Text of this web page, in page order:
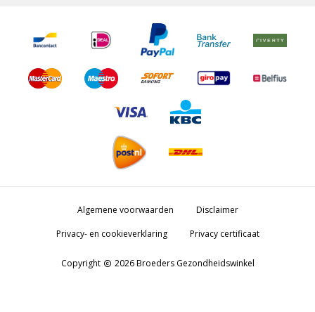
Algemene voorwaarden
Disclaimer
Privacy- en cookieverklaring
Privacy certificaat
Copyright copyright 2026 Broeders Gezondheidswinkel